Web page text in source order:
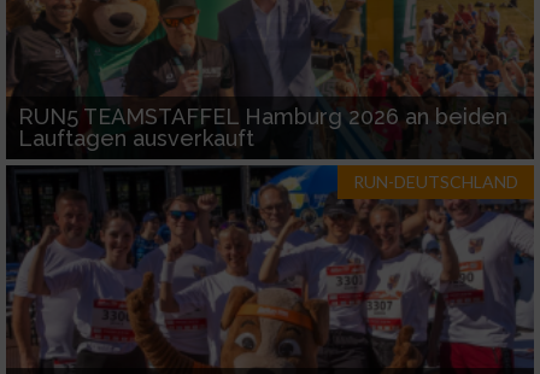
RUN5 TEAMSTAFFEL Hamburg 2026 an beiden
Lauftagen ausverkauft
RUN-DEUTSCHLAND